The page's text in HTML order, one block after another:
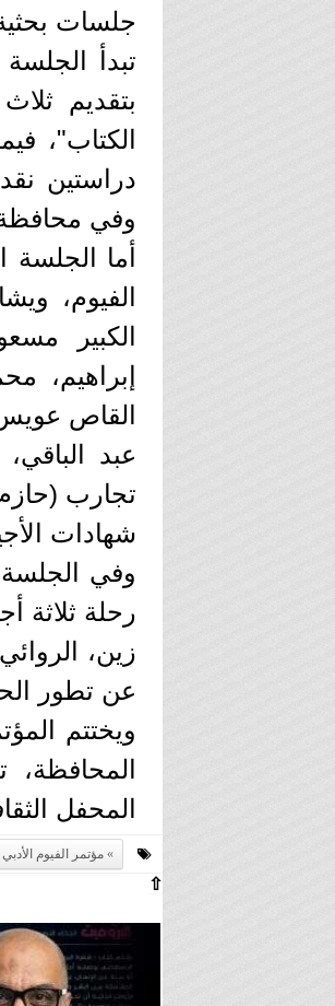
جلسات
تبدأ
بتقديم
الكتاب"،
دراستين
وفي
أما
الفيوم،
الكبير
إبراهيم،
القاص
عبد
تجارب
شهادات
وفي
رحلة ثلاثة
زين،
عن تطور
ويختتم
المحفل
مؤتمر الفيوم الأدبي
⇧